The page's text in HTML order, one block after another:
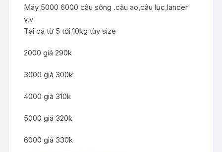
Máy 5000 6000 câu sông .câu ao,câu lục,lancer
v.v
Tải cá từ 5 tới 10kg tùy size
2000 giá 290k
3000 giá 300k
4000 giá 310k
5000 giá 320k
6000 giá 330k